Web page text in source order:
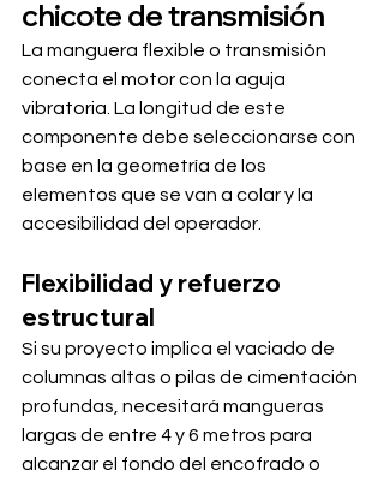
chicote de transmisión
La manguera flexible o transmisión
conecta el motor con la aguja
vibratoria. La longitud de este
componente debe seleccionarse con
base en la geometría de los
elementos que se van a colar y la
accesibilidad del operador.
Flexibilidad y refuerzo
estructural
Si su proyecto implica el vaciado de
columnas altas o pilas de cimentación
profundas, necesitará mangueras
largas de entre 4 y 6 metros para
alcanzar el fondo del encofrado o